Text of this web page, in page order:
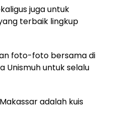
juga untuk
terbaik lingkup
foto-foto bersama di
Unismuh untuk selalu
adalah kuis